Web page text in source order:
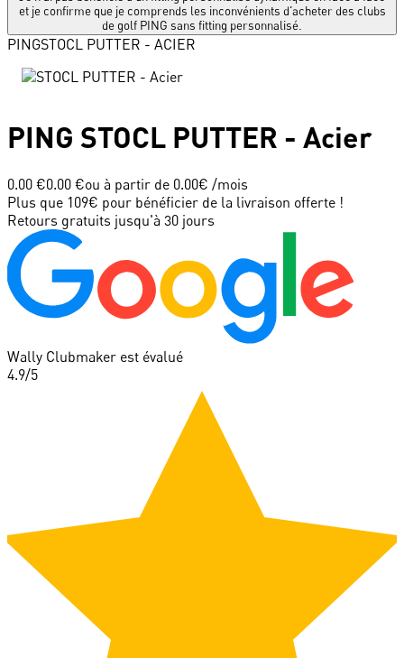
et je confirme que je comprends les inconvénients d'acheter des clubs
de golf PING sans fitting personnalisé.
PINGSTOCL PUTTER - ACIER
PING STOCL PUTTER - Acier
0.00 €0.00 €ou à partir de 0.00€ /mois
Plus que 109€ pour bénéficier de la livraison offerte !
Retours gratuits jusqu'à 30 jours
Wally Clubmaker est évalué
4.9/5